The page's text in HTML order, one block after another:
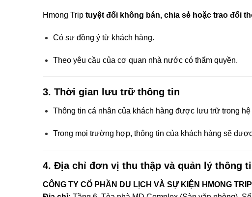
Hmong Trip tuyệt đối không bán, chia sẻ hoặc trao đổi
Có sự đồng ý từ khách hàng.
Theo yêu cầu của cơ quan nhà nước có thẩm quyền.
3. Thời gian lưu trữ thông tin
Thông tin cá nhân của khách hàng được lưu trữ trong
Trong mọi trường hợp, thông tin của khách hàng sẽ
4. Địa chỉ đơn vị thu thập và quản lý thông
CÔNG TY CỔ PHẦN DU LỊCH VÀ SỰ KIỆN HMONG TRIP